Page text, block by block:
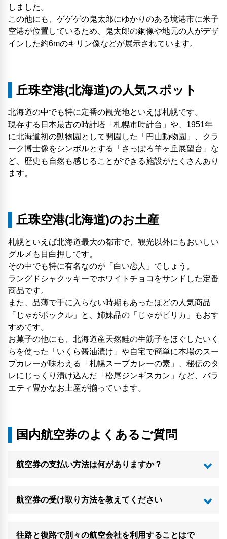
しました。
この他にも、ゲゲゲの鬼太郎にゆかりのある境港市に米子
空港が位置しているため、鬼太郎の銅像や地元の人がデザ
インした約6mのキリン像などが展示されています。
丘珠空港(北海道)の人気スポット
北海道の中でも特に定番の観光地といえば札幌です。
現存する日本最古の時計塔「札幌市時計台」や、1951年
に北海道初の動物園として開園した「円山動物園」、クラ
ーク博士像をシンボルとする「さっぽろ羊ヶ丘展望台」な
ど、歴史も自然も感じることができる施設がたくさんあり
ます。
丘珠空港(北海道)のお土産
札幌といえば北海道最大の都市で、観光以外にもおいしい
グルメも目白押しです。
その中でも特に有名なのが「白い恋人」でしょう。
ラングドシャクッキーでホワイトチョコをサンドした定番
商品です。
また、品薄で手に入らない時期もあったほどの人気商品
「じゃがポックル」と、姉妹品の「じゃがピリカ」もおす
すめです。
お菓子の他にも、北海道産天然鮭の生筋子をほぐしたいく
らを使った「いくら醤油漬け」や自宅で簡単に本場のスー
プカレーが味わえる「札幌スープカレーの素」、秘伝のタ
レにじっくり漬け込んだ「松尾ジンギスカン」など、バラ
エティ豊かなお土産が揃っています。
国内航空券のよくあるご質問
航空券の支払い方法は何がありますか？
航空券の受け取り方法を教えてください
往路と復路で別々の航空会社を利用することはで